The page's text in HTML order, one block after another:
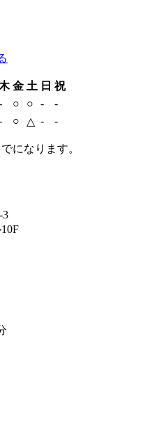
金 土 日 祝
○ ○ -
-
○ △ - -
になります。
3